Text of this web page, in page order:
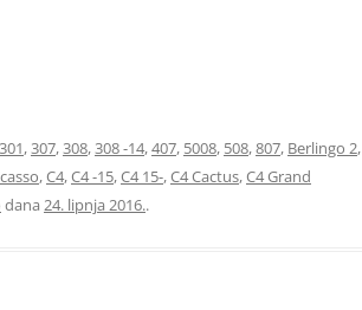
301,307,308,308 -14,407, 5008, 508,807, Berlingo 2,
,C4,C4 -15,C4 15-,C4 Cactus,C4 Grand
dana 24. lipnja 2016..